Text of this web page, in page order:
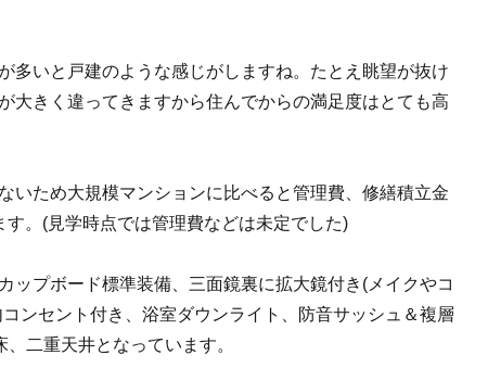
多いと戸建のような感じがしますね。たとえ眺望が抜け
大きく違ってきますから住んでからの満足度はとても高
いため大規模マンションに比べると管理費、修繕積立金
。(見学時点では管理費などは未定でした)
ップボード標準装備、三面鏡裏に拡大鏡付き(メイクやコ
ンセント付き、浴室ダウンライト、防音サッシュ＆複層
二重天井となっています。